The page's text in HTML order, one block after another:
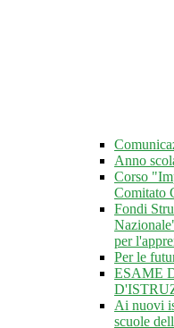
Anno
Corso
Comitato
Fondi
per
Per le
ESAME
Ai nuovi
scuole